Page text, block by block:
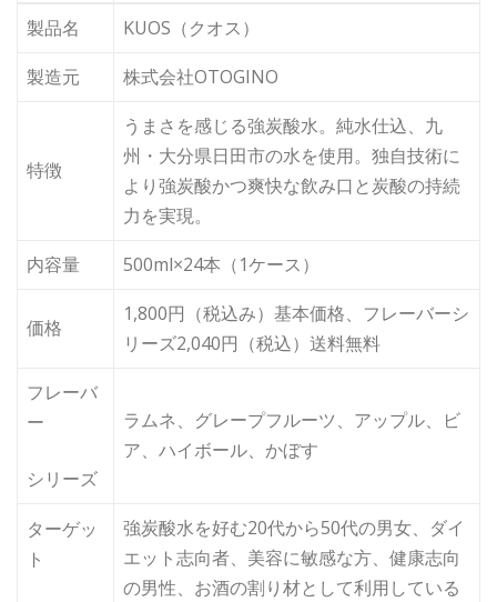
製品名
KUOS（クオス）
製造元
株式会社OTOGINO
特徴
うまさを感じる強炭酸水。純水仕込、九
州・大分県日田市の水を使用。独自技術に
より強炭酸かつ爽快な飲み口と炭酸の持続
力を実現。
内容量
500ml×24本（1ケース）
価格
1,800円（税込み）基本価格、フレーバーシ
リーズ2,040円（税込）送料無料
フレーバ
ー
シリーズ
ラムネ、グレープフルーツ、アップル、ビ
ア、ハイボール、かぼす
ターゲッ
ト
強炭酸水を好む20代から50代の男女、ダイ
エット志向者、美容に敏感な方、健康志向
の男性、お酒の割り材として利用している